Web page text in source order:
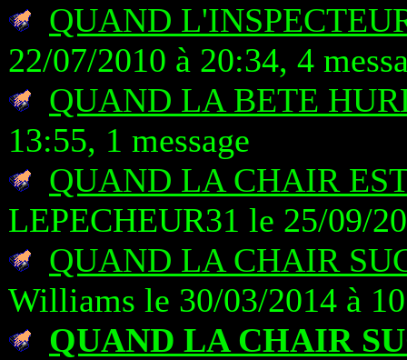
QUAND
22/07/2010 à 20:34, 4
QUAND LA BETE
13:55, 1 message
QUAND LA CHAIR
LEPECHEUR31 le 25/09/
QUAND LA CHAIR
Williams le 30/03/2014 à
QUAND LA CHAIR